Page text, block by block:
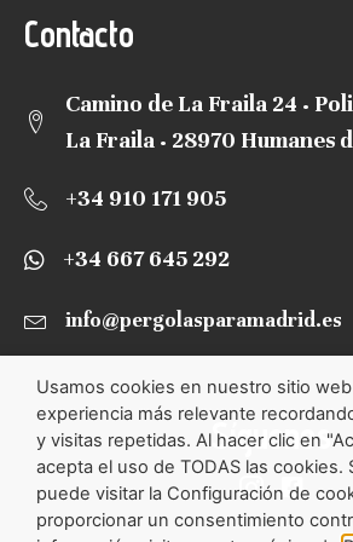
Contacto
Camino de La Fraila 24 ·
La Fraila · 28970 Humanes
+34 910 171 905
+34 667 645 292
info@pergolasparamadrid.es
Síguenos
Usamos cookies en nuestro sitio
experiencia más relevante
y visitas repetidas. Al hacer clic en
acepta el uso de TODAS las cookies.
puede visitar la Configuración de
proporcionar un consentimiento